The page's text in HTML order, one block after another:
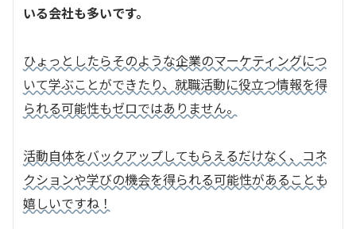
いる会社も多いです。
ひょっとしたらそのような企業のマーケティングにつ
いて学ぶことができたり、就職活動に役立つ情報を得
られる可能性もゼロではありません。
活動自体をバックアップしてもらえるだけなく、コネ
クションや学びの機会を得られる可能性があることも
嬉しいですね！